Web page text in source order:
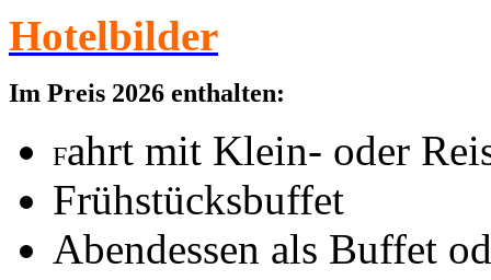
Hotelbilder
Im Preis 2026 enthalten:
Fahrt mit Klein- oder
Frühstücksbuffet
Abendessen als Buffet